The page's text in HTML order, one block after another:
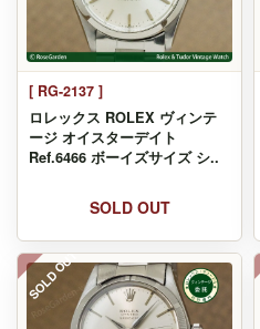
[ RG-2137 ]
ロレックス ROLEX ヴィンテ
ージ オイスターデイト
Ref.6466 ボーイズサイズ シ..
SOLD OUT
SOLD OUT